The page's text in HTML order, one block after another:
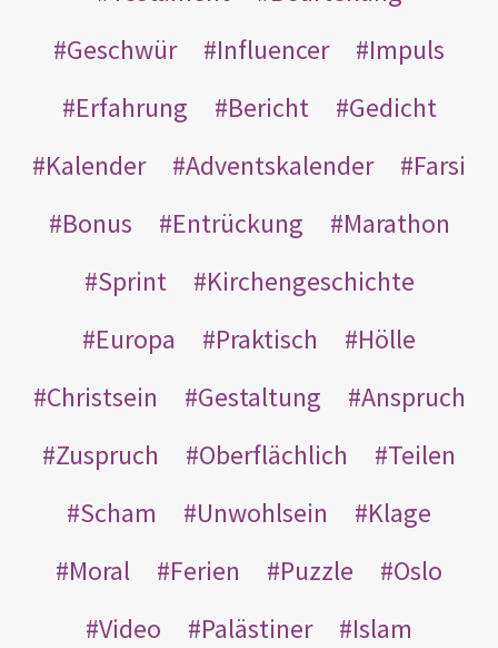
Geschwür
Influencer
Impuls
Erfahrung
Bericht
Gedicht
Kalender
Adventskalender
Farsi
Bonus
Entrückung
Marathon
Sprint
Kirchengeschichte
Europa
Praktisch
Hölle
Christsein
Gestaltung
Anspruch
Zuspruch
Oberflächlich
Teilen
Scham
Unwohlsein
Klage
Moral
Ferien Puzzle
Oslo
Video
Palästiner
Islam